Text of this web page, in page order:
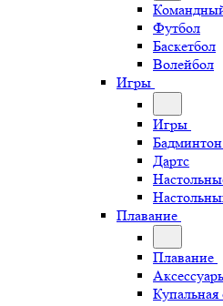
Футбол
Баскетбол
Волейбол
Игры
Игры
Дартс
Плавание
Плавание
Купальная